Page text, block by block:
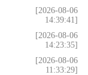
[2026-08-06
14:39:41]
[2026-08-06
14:23:35]
[2026-08-06
11:33:29]